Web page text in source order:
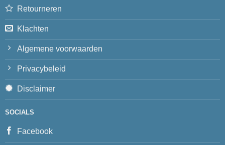
Retourneren
Klachten
Algemene voorwaarden
Privacybeleid
Disclaimer
SOCIALS
Facebook